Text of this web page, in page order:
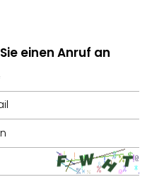
einen Anruf an